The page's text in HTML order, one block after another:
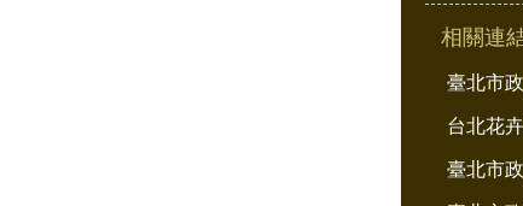
相關連
臺北市
台北花
臺北市